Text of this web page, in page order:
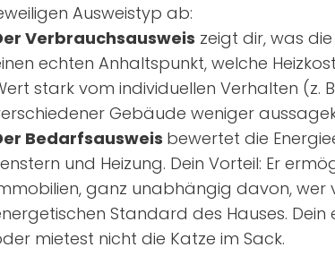
Ausweistyp ab:
Verbrauchsausweis zeigt dir, was
echten Anhaltspunkt, welche
stark vom individuellen Verhalten
Gebäude weniger
Bedarfsausweis bewertet die
und Heizung. Dein Vorteil: Er
ganz unabhängig davon, wer
Standard des Hauses.
mietest nicht die Katze im Sack.